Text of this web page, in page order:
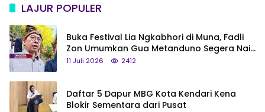
LAJUR POPULER
Buka Festival Lia Ngkabhori di Muna, Fadli
Zon Umumkan Gua Metanduno Segera Naik
Status Jadi Cagar Budaya Nasional
11 Juli 2026 2412
Daftar 5 Dapur MBG Kota Kendari Kena
Blokir Sementara dari Pusat